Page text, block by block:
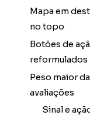
Mapa em
no topo
Botões de
reformulados
Peso maior
avaliações
Sinal e